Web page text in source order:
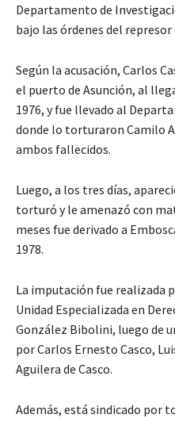
Departamento de
bajo las órdenes del
Según la acusación, Carlos
el puerto de Asunción, al
1976, y fue llevado al
donde lo torturaron Camilo
ambos fallecidos.
Luego, a los tres días,
torturó y le amenazó con
meses fue derivado a
1978.
La imputación fue realizada
Unidad Especializada en
González Bibolini, luego de
por Carlos Ernesto Casco,
Aguilera de Casco.
Además, está sindicado por